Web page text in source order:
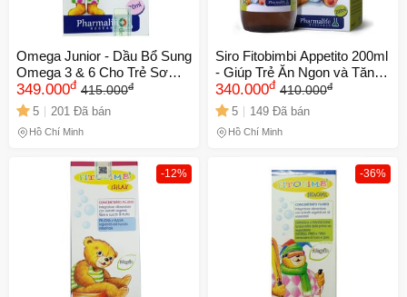
Omega Junior - Dầu Bổ Sung
Omega 3 & 6 Cho Trẻ Sơ
Sinh 30ml - Hỗ Trợ Phát
Triển Não Bộ & Thị Giác Tự
Nhiên
349.000đ 415.000đ
5 201 Đã bán
Hồ Chí Minh
Siro Fitobimbi Appetito 200ml
- Giúp Trẻ Ăn Ngon và Tăng
Cường Hấp Thu Dinh Dưỡng
- Hỗ Trợ Chức Năng Tiêu
Hóa
340.000đ 410.000đ
5 149 Đã bán
Hồ Chí Minh
-12% -36%